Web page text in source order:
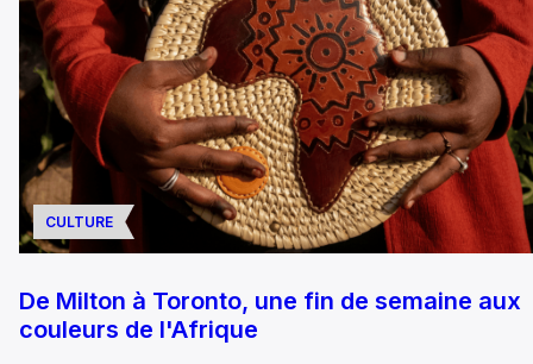
CULTURE
De Milton à Toronto, une fin de semaine aux
couleurs de l'Afrique